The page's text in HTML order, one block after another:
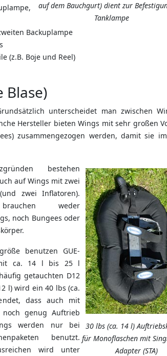
auf dem Bauchgurt) dient zur
Tanklampe
Backuplampe
(z.B. Boje und Reel)
Blase)
unterscheidet man zwischen
Hersteller bieten Wings mit sehr großen
zusammengezogen werden, damit sie
30 lbs (ca. 14 l)
für Monoflaschen mit
Adapter (STA)
bestehen
auf Wings mit zwei
zwei Inflatoren).
brauchen weder
noch Bungees oder
benutzen GUE-
ca. 14 l bis 25 l
getauchten D12
l) wird ein 40 lbs (ca.
dass auch mit
noch genug Auftrieb
werden nur bei
benutzt.
wird unter